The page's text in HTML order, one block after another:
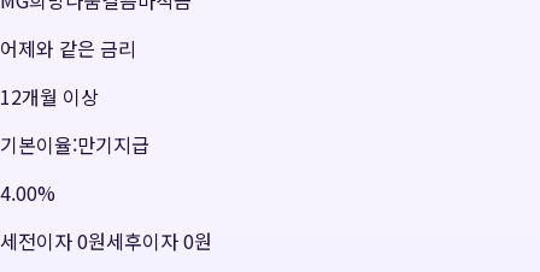
어제와 같은 금리
12개월 이상
기본이율:만기지급
4.00%
세전이자0원세후이자0원